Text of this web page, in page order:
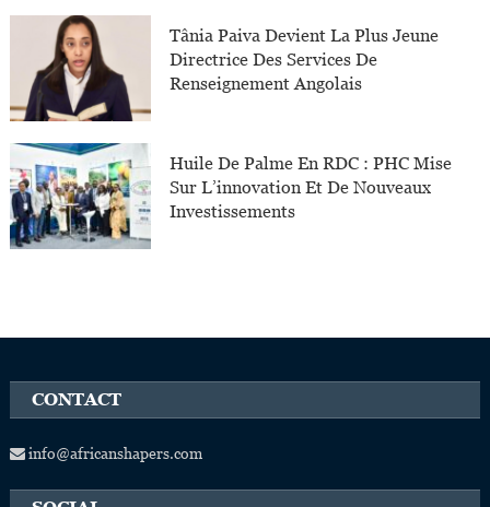
Tânia Paiva Devient La Plus Jeune
Directrice Des Services De
Renseignement Angolais
Huile De Palme En RDC : PHC Mise
Sur L’innovation Et De Nouveaux
Investissements
CONTACT
info@africanshapers.com